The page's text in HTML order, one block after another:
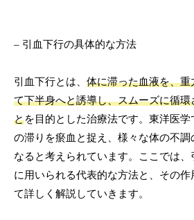
– 引血下行の具体的な方法
引血下行とは、体に滞った血液を、重
て下半身へと誘導し、スムーズに循環
とを目的とした治療法です。東洋医学
の滞りを瘀血と捉え、様々な体の不調
なると考えられています。ここでは、
に用いられる代表的な方法と、その作
て詳しく解説していきます。